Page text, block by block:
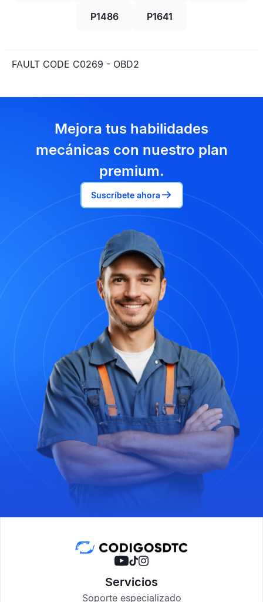
P1486 P1641
FAULT CODE C0269 - OBD2
Mejora tus habilidades
mecánicas con nuestro plan
premium.
Suscríbete ahora
Servicios
Soporte especializado